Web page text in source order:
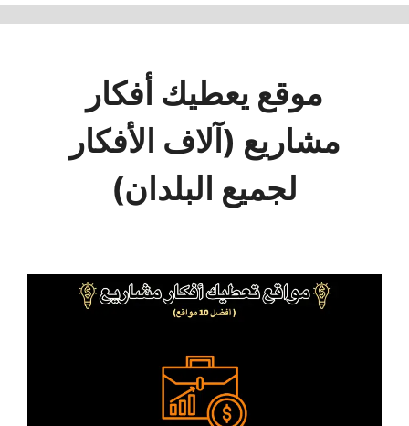
موقع يعطيك أفكار
مشاريع (آلاف الأفكار
لجميع البلدان)